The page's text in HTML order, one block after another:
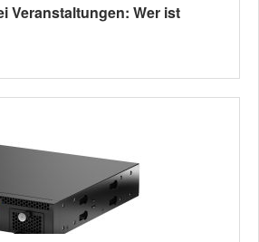
Veranstaltungen: Wer ist